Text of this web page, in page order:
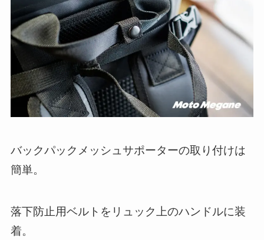
バックパックメッシュサポーターの取り付けは
簡単。
落下防止用ベルトをリュック上のハンドルに装
着。